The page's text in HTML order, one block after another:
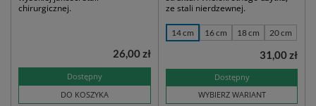
chirurgicznej.
Dostępny
DO KOSZYKA
26,00 zł
ze stali nierdzewnej.
14 cm 16 cm 18 cm 20 cm
Dostępny
WYBIERZ WARIANT
31,00 zł